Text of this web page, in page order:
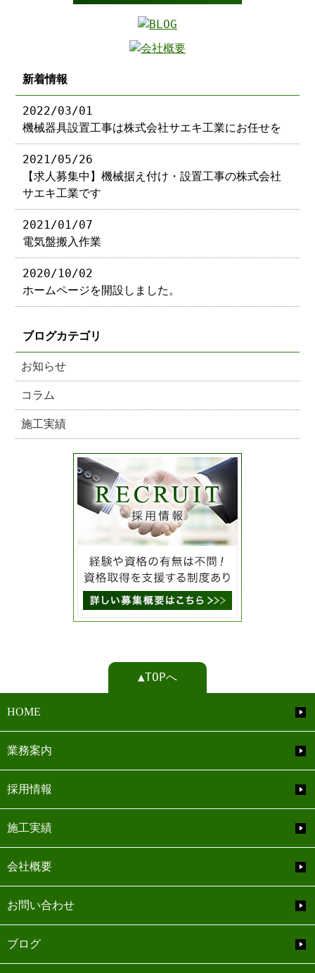
新着情報
2022/03/01
機械器具設置工事は株式会社サエキ工業にお任せを
2021/05/26
【求人募集中】機械据え付け・設置工事の株式会社
サエキ工業です
2021/01/07
電気盤搬入作業
2020/10/02
ホームページを開設しました。
ブログカテゴリ
お知らせ
コラム
施工実績
▲TOPへ
HOME
業務案内
採用情報
施工実績
会社概要
お問い合わせ
ブログ